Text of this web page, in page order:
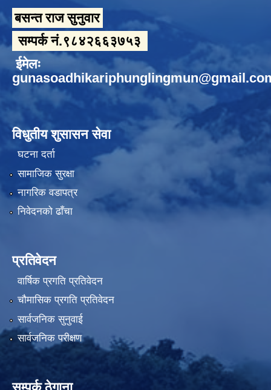
बसन्त राज सुनुवार
सम्पर्क नं.९८४२६६३७५३
ईमेलः
विधुतीय शुसासन सेवा
घटना दर्ता
सामाजिक सुरक्षा
नागरिक वडापत्र
निवेदनको ढाँचा
प्रतिवेदन
वार्षिक प्रगति प्रतिवेदन
चौमासिक प्रगति प्रतिवेदन
सार्वजनिक सुनुवाई
सार्वजनिक परीक्षण